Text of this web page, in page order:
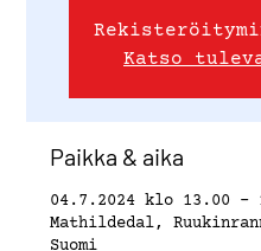
Katso
Paikka & aika
04.7.2024 klo 13.00 –
Mathildedal,
Suomi